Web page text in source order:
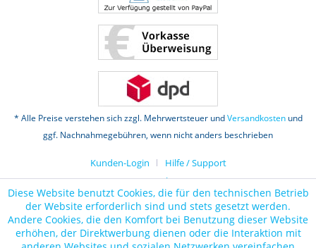
* Alle Preise verstehen sich zzgl. Mehrwertsteuer undVersandkostenund
ggf. Nachnahmegebühren, wenn nicht anders beschrieben
Kunden-Login
Hilfe / Support
Datenschutz
Diese Website benutzt Cookies, die für den technischen Betrieb
der Website erforderlich sind und stets gesetzt werden.
Andere Cookies, die den Komfort bei Benutzung dieser Website
erhöhen, der Direktwerbung dienen oder die Interaktion mit